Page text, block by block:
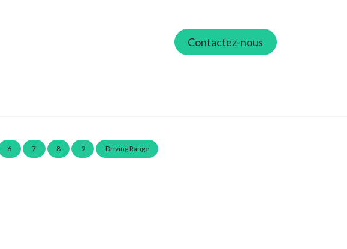
Contactez-nous
6 7 8 9 Driving Range